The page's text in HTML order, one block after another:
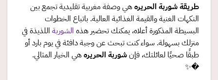
طريقة شوربة الحريرههي وصفة مغربية تقليدية تجمع بين
النكهات الغنية والقيمة الغذائية العالية. باتباع الخطوات
البسيطة المذكورة أعلاه، يمكنك تحضير هذه الشوربة اللذيذة في
منزلك بسهولة. سواء كنت تبحث عن وجبة دافئة في يوم بارد أو
طبقًا صحيًا لعائلتك، فإنشوربة الحريرههي الخيار المثالي.
�✨